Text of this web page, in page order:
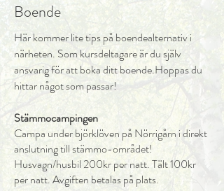
Boende
Här kommer lite tips på boendealternativ i
närheten. Som kursdeltagare är du själv
ansvarig för att boka ditt boende.Hoppas du
hittar något som passar!
Stämmocampingen
Campa under björklöven på Nörrigårn i direkt
anslutning till stämmo-området!
Husvagn/husbil 200kr per natt. Tält 100kr
per natt. Avgiften betalas på plats.